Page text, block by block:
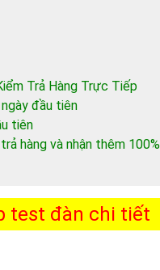
Trả Hàng Trực Tiếp
đầu tiên
tiên
hàng và nhận thêm 100%
test đàn chi tiết